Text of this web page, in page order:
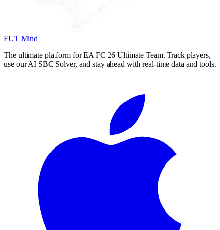
FUT Mind
The ultimate platform for EA FC 26 Ultimate Team. Track players,
use our AI SBC Solver, and stay ahead with real-time data and tools.